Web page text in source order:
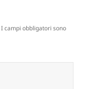
I campi obbligatori sono